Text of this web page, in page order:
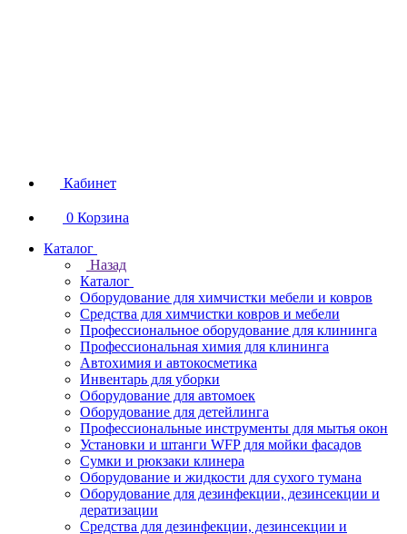
Кабинет
0 Корзина
Каталог
Назад
Каталог
Оборудование для химчистки мебели и ковров
Средства для химчистки ковров и мебели
Профессиональное оборудование для клининга
Профессиональная химия для клининга
Автохимия и автокосметика
Инвентарь для уборки
Оборудование для автомоек
Оборудование для детейлинга
Профессиональные инструменты для мытья окон
Установки и штанги WFP для мойки фасадов
Сумки и рюкзаки клинера
Оборудование и жидкости для сухого тумана
Оборудование для дезинфекции, дезинсекции и
дератизации
Средства для дезинфекции, дезинсекции и